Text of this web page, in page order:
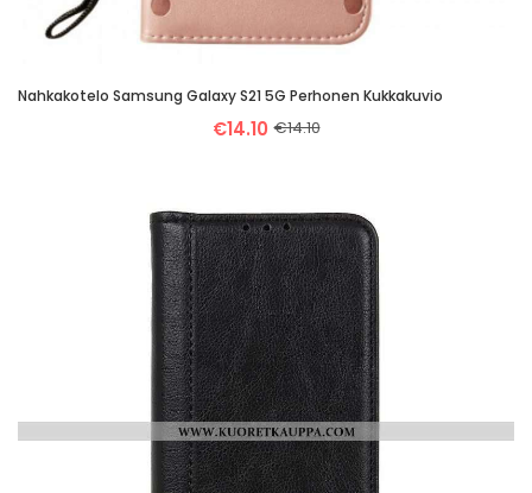
Nahkakotelo Samsung Galaxy S21 5G Perhonen Kukkakuvio
€14.10 €14.10